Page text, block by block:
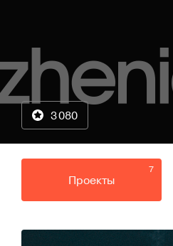
3 080
7
Проекты